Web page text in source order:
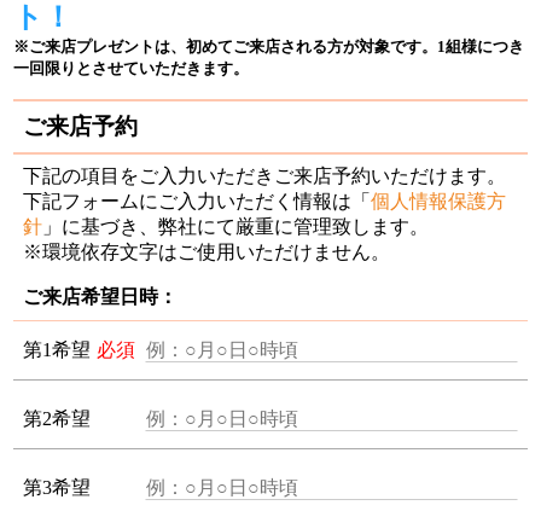
ト！
※ご来店プレゼントは、初めてご来店される方が対象です。1組様につき
一回限りとさせていただきます。
ご来店予約
下記の項目をご入力いただきご来店予約いただけます。
下記フォームにご入力いただく情報は「個人情報保護方
針 」に基づき、弊社にて厳重に管理致します。
※環境依存文字はご使用いただけません。
ご来店希望日時：
第1希望 必須
第2希望
第3希望